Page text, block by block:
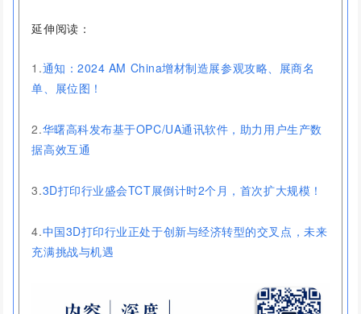
延伸阅读：
1.通知：2024 AM China增材制造展参观攻略、展商名
单、展位图！
2.华曙高科发布基于OPC/UA通讯软件，助力用户生产数
据高效互通
3.3D打印行业盛会TCT展倒计时2个月，首次扩大规模！
4.中国3D打印行业正处于创新与经济转型的交叉点，未来
充满挑战与机遇